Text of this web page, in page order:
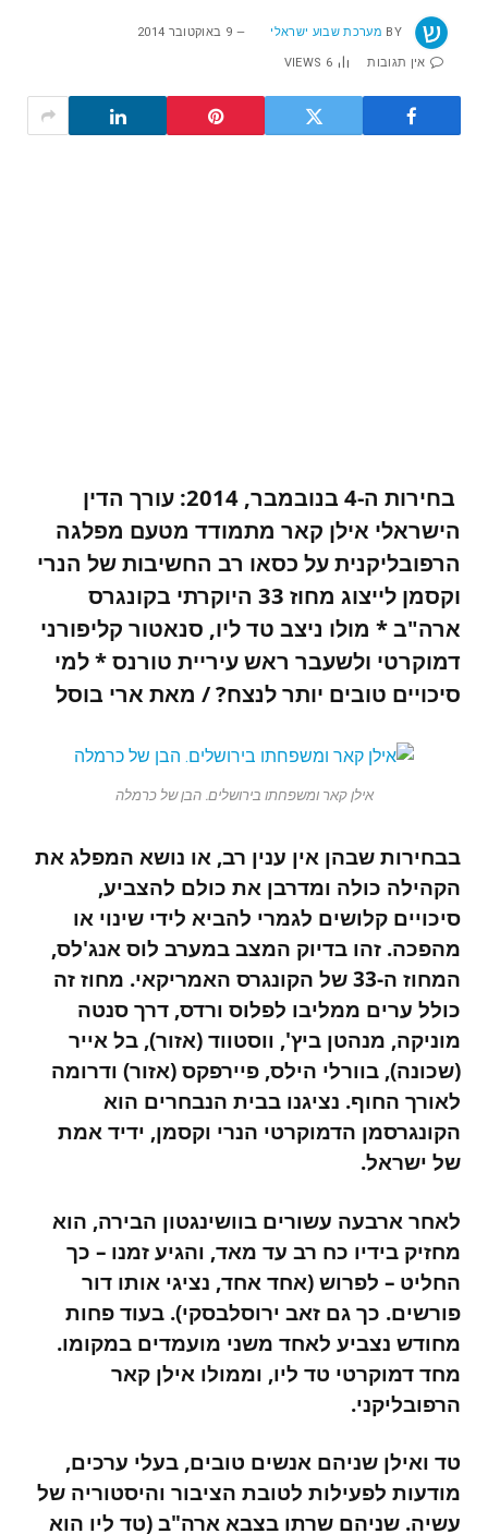
BY מערכת שבוע ישראלי 9 באוקטובר 2014
אין תגובות 6
VIEWS
בחירות ה-4 בנובמבר, 2014: עורך הדין
הישראלי אילן קאר מתמודד מטעם מפלגה
הרפובליקנית על כסאו רב החשיבות של הנרי
וקסמן לייצוג מחוז 33 היוקרתי בקונגרס
ארה"ב * מולו ניצב טד ליו, סנאטור קליפורני
דמוקרטי ולשעבר ראש עיריית טורנס * למי
סיכויים טובים יותר לנצח? / מאת ארי בוסל
אילן קאר ומשפחתו בירושלים. הבן של כרמלה
בבחירות שבהן אין ענין רב, או נושא המפלג את
הקהילה כולה ומדרבן את כולם להצביע,
סיכויים קלושים לגמרי להביא לידי שינוי או
מהפכה. זהו בדיוק המצב במערב לוס אנג'לס,
המחוז ה-33 של הקונגרס האמריקאי. מחוז זה
כולל ערים ממליבו לפלוס ורדס, דרך סנטה
מוניקה, מנהטן ביץ', ווסטווד (אזור), בל אייר
(שכונה), בוורלי הילס, פיירפקס (אזור) ודרומה
לאורך החוף. נציגנו בבית הנבחרים הוא
הקונגרסמן הדמוקרטי הנרי וקסמן, ידיד אמת
של ישראל.
לאחר ארבעה עשורים בוושינגטון הבירה, הוא
מחזיק בידיו כח רב עד מאד, והגיע זמנו – כך
החליט – לפרוש (אחד אחד, נציגי אותו דור
פורשים. כך גם זאב ירוסלבסקי). בעוד פחות
מחודש נצביע לאחד משני מועמדים במקומו.
מחד דמוקרטי טד ליו, וממולו אילן קאר
הרפובליקני.
טד ואילן שניהם אנשים טובים, בעלי ערכים,
מודעות לפעילות לטובת הציבור והיסטוריה של
עשיה. שניהם שרתו בצבא ארה"ב (טד ליו הוא